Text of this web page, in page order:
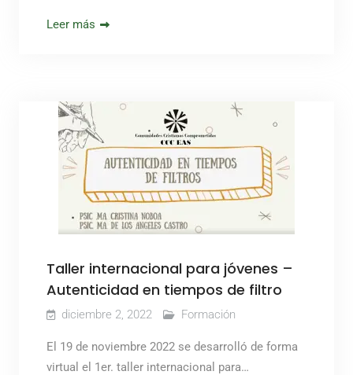
Leer más
Taller internacional para jóvenes –
Autenticidad en tiempos de filtro
diciembre 2, 2022 Formación
El 19 de noviembre 2022 se desarrolló de forma
virtual el 1er. taller internacional para…